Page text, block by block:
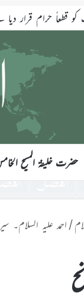
کے تیر سب
حضرت خلیفۃ المسیح
/ احمد علیہ السلام۔